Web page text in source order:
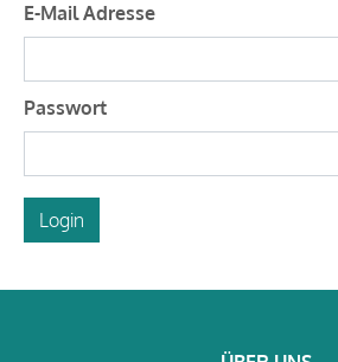
E-Mail Adresse
Passwort
Login